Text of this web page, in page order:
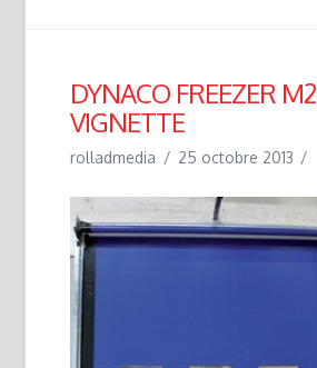
DYNACO FREEZER M2
VIGNETTE
rolladmedia 25 octobre 2013